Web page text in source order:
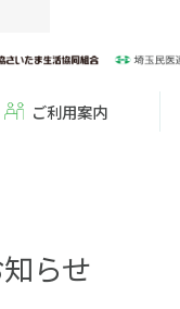
ご利用案内
らせ